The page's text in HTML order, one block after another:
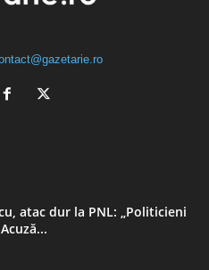
atac dur la PNL: „Politicieni